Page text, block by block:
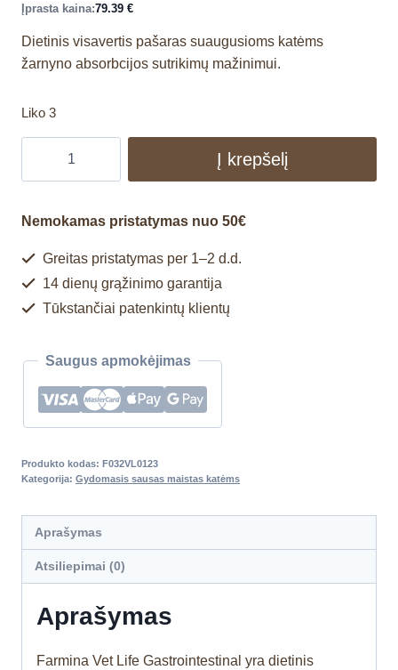
Įprasta kaina:79.39 €
Dietinis visavertis pašaras suaugusioms katėms
žarnyno absorbcijos sutrikimų mažinimui.
Liko 3
Į krepšelį
Nemokamas pristatymas nuo 50€
Greitas pristatymas per 1–2 d.d.
14 dienų grąžinimo garantija
Tūkstančiai patenkintų klientų
Saugus apmokėjimas
Produkto kodas: F032VL0123
Kategorija: Gydomasis sausas maistas katėms
Aprašymas
Atsiliepimai (0)
Aprašymas
Farmina Vet Life Gastrointestinal yra dietinis